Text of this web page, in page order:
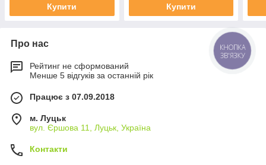
Купити Купити
Про нас
Рейтинг не сформований
Менше 5 відгуків за останній рік
Працює з 07.09.2018
м. Луцьк
вул. Єршова 11, Луцьк, Україна
Контакти
КНОПКА
ЗВ'ЯЗКУ